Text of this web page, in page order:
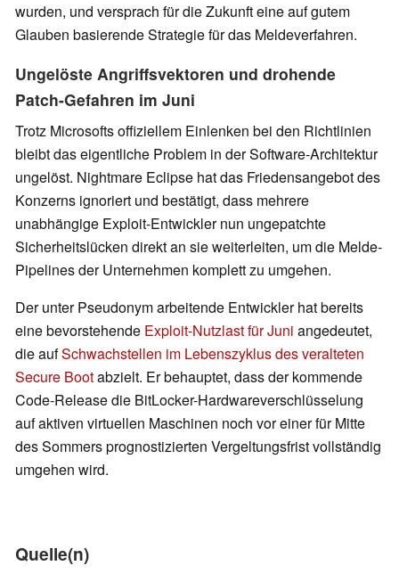
wurden, und versprach für die Zukunft eine auf gutem
Glauben basierende Strategie für das Meldeverfahren.
Ungelöste Angriffsvektoren und drohende
Patch-Gefahren im Juni
Trotz Microsofts offiziellem Einlenken bei den Richtlinien
bleibt das eigentliche Problem in der Software-Architektur
ungelöst. Nightmare Eclipse hat das Friedensangebot des
Konzerns ignoriert und bestätigt, dass mehrere
unabhängige Exploit-Entwickler nun ungepatchte
Sicherheitslücken direkt an sie weiterleiten, um die Melde-
Pipelines der Unternehmen komplett zu umgehen.
Der unter Pseudonym arbeitende Entwickler hat bereits
eine bevorstehende Exploit-Nutzlast für Juni angedeutet,
die aufSchwachstellen im Lebenszyklus des veralteten
Secure Bootabzielt. Er behauptet, dass der kommende
Code-Release die BitLocker-Hardwareverschlüsselung
auf aktiven virtuellen Maschinen noch vor einer für Mitte
des Sommers prognostizierten Vergeltungsfrist vollständig
umgehen wird.
Quelle(n)